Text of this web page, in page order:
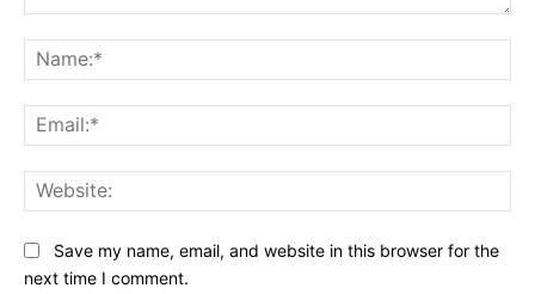
Save my name, email, and website in this browser for the
next time I comment.